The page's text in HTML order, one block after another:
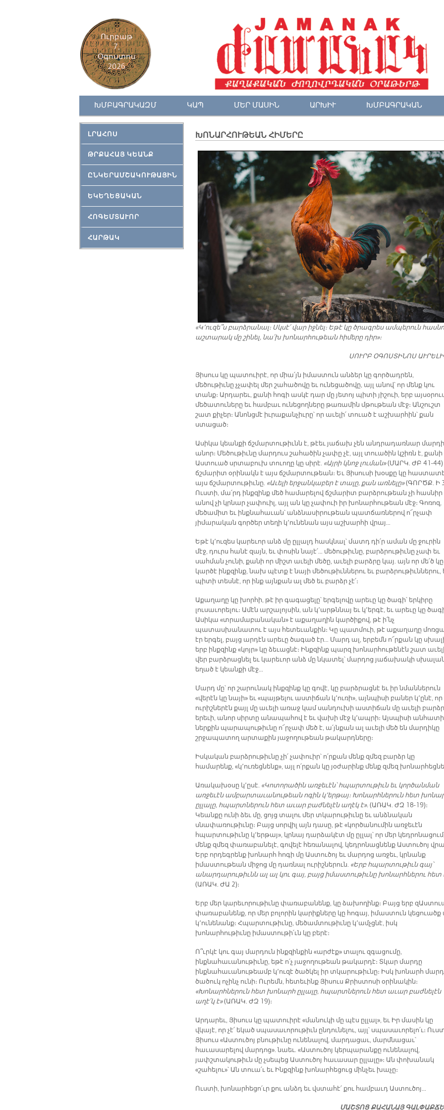
Ուրբաթ
7,
Օգոստոս
2026
ԽՄԲԱԳՐԱԿԱԶՄ ԿԱՊ ՄԵՐ ՄԱՍԻՆ ԱՐԽԻՒ ԽՄԲԱԳՐԱԿԱՆ
ԼՐԱՀՈՍ
ԹՐՔԱՀԱՅ ԿԵԱՆՔ
ԸՆԿԵՐԱՄՇԱԿՈՒԹԱՅԻՆ
ԵԿԵՂԵՑԱԿԱՆ
ՀՈԳԵՄՏԱՒՈՐ
ՀԱՐԹԱԿ
ԽՈՆԱՐՀՈՒԹԵԱՆ ՀԻՄԵՐԸ
«Կ՚ուզե՞ս բարձրանալ։ Սկսէ՛ վար իջնել։ Եթէ կը ծրագրես ամպերուն
աշտարակ մը շինել, նա՛խ խոնարհութեան հիմերը դիր»։
ՍՈՒՐԲ ՕԳՈՍՏԻՆՈՍ
Յիսուս կը պատուիրէ, որ միա՛յն իմաստուն անձեր կը գործադրեն,
մեծութիւնը չչափել մեր շահածովը եւ ունեցածովը, այլ անով՝ որ մենք կու
տանք։ Արդարեւ, քանի հոգի ասկէ դար մը յետոյ պիտի յիշուի, երբ
մեծատուները եւ համբաւ ունեցողները թառամին մթութեան մէջ։ Անշուշտ
շատ քիչեր։ Անոնցմէ իւրաքանչիւրը՝ որ աւելի՛ տուած է աշխարհին՝ քան
ստացած։
Ասիկա կեանքի ճշմարտութիւնն է, թէեւ յաճախ չեն անդրադառնար
անոր։ Մեծութիւնը մարդուս շահածին չափը չէ, այլ տուածին կշիռն է, քանի
Աստուած սրտաբուխ տուողը կը սիրէ. «Այրի կնոջ լուման»(ՄԱՐԿ. ԺԲ 41-44)
ճշմարիտ օրինակն է այս ճշմարտութեան։ Եւ Յիսուսի խօսքը կը
այս ճշմարտութիւնը. «Աւելի երջանկաբեր է տալը, քան առնելը»(ԳՈՐԾՔ. Ի
Ուստի, մա՛րդ ինքզինք մեծ համարելով ճշմարիտ բարձրութեան չի հասնիր
անով չի կրնար չափուիլ, այլ ան կը չափուի իր խոնարհութեան մէջ։ Գոռոզ,
մեծամիտ եւ ինքնահաւան՝ անձնասիրութեան պատճառներով ո՜րչափ
յիմարական գործեր տեղի կ՚ունենան այս աշխարհի վրայ…
Եթէ կ՚ուզես կարեւոր անձ մը ըլլալդ հասկնալ՝ մատդ դի՛ր աման մը ջուրին
մէջ, դուրս հանէ զայն, եւ փոսին նայէ՛… մեծութիւնը, բարձրութիւնը չափ եւ
սահման չունի, քանի որ միշտ աւելի մեծը, աւելի բարձրը կայ. այն որ մե՛ծ կը
կարծէ ինքզինք, նախ պէտք է նայի մեծութիւններու եւ բարձրութիւններու,
պիտի տեսնէ, որ ինք այնքան ալ մեծ եւ բարձր չէ՛։
Աքաղաղը կը խորհի, թէ իր գագացելը՝ երգելովը արեւը կը ծագի՝ երկիրը
լուսաւորելու։ Ամէն արշալոյսին, ան կ՚արթննայ եւ կ՚երգէ, եւ արեւը կը
Ասիկա «տրամաբանական» է աքաղաղին կարծիքով, թէ ի՛նչ
պատասխանատու է այս հետեւանքին։ Կը պատմուի, թէ աքաղաղը
էր երգել, բայց արդէն արեւը ծագած էր… Մարդ ալ, երբեմն ո՜րքան կը
երբ ինքզինք «կոյր» կը ձեւացնէ։ Ինքզինք պարզ խոնարհութենէն շատ
վեր բարձրացնել եւ կարեւոր անձ մը նկատել՝ մարդոց յաճախակի
եղած է կեանքի մէջ…
Մարդ մը՝ որ շարունակ ինքզինք կը գովէ, կը բարձրացնէ եւ իր նմաններուն
«վերէն կը նայի» եւ «պայթելու աստիճան կ՚ուռի», այնպիսի բաներ կ՚ընէ, որ
ուրիշներէն քայլ մը աւելի առաջ կամ սանդուխի աստիճան մը աւելի բարձր
երեւի, անոր սիրտը անապահով է եւ վախի մէջ կ՚ապրի։ Այսպիսի անհատի
ներքին պարապութիւնը ո՜րչափ մեծ է, ա՛յնքան ալ աւելի մեծ են մարդիկը
շրջապատող արտաքին յաջողութեան թակարդները։
Իսկական բարձրութիւնը չի՛ չափուիր՝ ո՛րքան մենք զմեզ բարձր կը
համարենք, «կ՚ուռեցնենք», այլ ո՛րքան կը յօժարինք մենք զմեզ
Առակախօսը կ՚ըսէ. «Կոտորածին առջեւէն՝ հպարտութիւն եւ կործանման
առջեւէն ամբարտաւանութեան ոգին կ՚երթայ։ Խոնարհներուն հետ
ըլլալը, հպարտներուն հետ աւար բաժնելէն աղէկ է».(ԱՌԱԿ. ԺԶ 18-19)։
Կեանքը ունի ձեւ մը, ցոյց տալու մեր տկարութիւնը եւ անձնական
սնափառութիւնը։ Բայց սորվիլ այն դասը, թէ «կործանումին առջեւէն
հպարտութիւնը կ՚երթայ», կրնայ դարձակէտ մը ըլլալ՝ որ մեր
մենք զմեզ փառաբանելէ, գովելէ հեռանալով, կեդրոնացնենք Աստուծոյ
Երբ որդեգրենք խոնարհ հոգի մը Աստուծոյ եւ մարդոց առջեւ, կրնանք
իմաստութեան միջոց մը դառնալ ուրիշներուն. «Երբ հպարտութիւն գայ՝
անարդարութիւնն ալ ալ կու գայ, բայց իմաստութիւնը խոնարհներու հետ
(ԱՌԱԿ. ԺԱ 2)։
Երբ մեր կարեւորութիւնը փառաբանենք, կը ձախողինք։ Բայց երբ
փառաբանենք, որ մեր բոլորին կարիքները կը հոգայ, իմաստուն կեցուածք
կ՚ունենանք։ Հպարտութիւնը, մեծամտութիւնը կ՚ամչցնէ, իսկ
խոնարհութիւնը իմաստութի՛ւն կը բերէ։
Ո՞ւրկէ կու գայ մարդուն ինքզինքին «արժէք» տալու զգացումը,
ինքնահաւանութիւնը, եթէ ո՛չ յաջողութեան թակարդէ։ Տկար մարդը
ինքնահաւանութեամբ կ՚ուզէ ծածկել իր տկարութիւնը։ Իսկ խոնարհ
ծածուկ ոչինչ ունի։ Ուրեմն, հետեւինք Յիսուս Քրիստոսի օրինակին։
«Խոնարհներուն հետ խոնարհ ըլլալը, հպարտներուն հետ աւար բաժնելէն
աղէ՛կ է»(ԱՌԱԿ. ԺԶ 19)։
Արդարեւ, Յիսուս կը պատուիրէ «մանուկի մը պէս ըլլալ», եւ Իր մասին կը
վկայէ, որ չէ՛ եկած սպասաւորութիւն ընդունելու, այլ՝ սպասաւորելո՛ւ։
Յիսուս «Աստուծոյ բնութիւնը ունենալով, մարդացաւ, մարմնացաւ՝
հաւասարելով մարդոց». նաեւ. «Աստուծոյ կերպարանքը ունենալով,
յափշտակութիւն մը չսեպեց Աստուծոյ հաւասար ըլլալը»։ Ան փոխանակ
«շահելու»՝ Ան տուա՛ւ եւ Ինքզինք խոնարհեցուց մինչեւ խաչը։
Ուստի, խոնարհեցո՛ւր քու անձդ եւ վստահէ՛ քու համբաւդ Աստուծոյ…
ՄԱՇՏՈՑ ՔԱՀԱՆԱՅ